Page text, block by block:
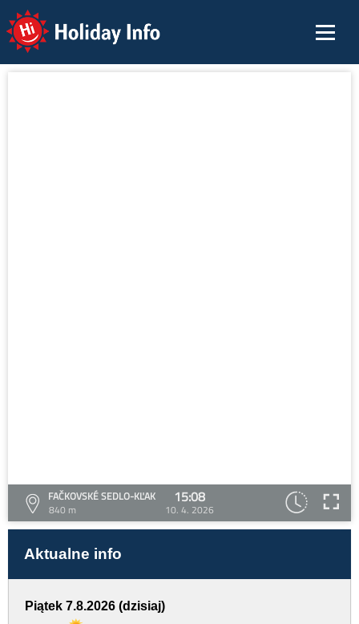
Holiday Info
FAČKOVSKÉ SEDLO-KĽAK
840 m
15:08
10. 4. 2026
Aktualne info
Piątek 7.8.2026 (dzisiaj)